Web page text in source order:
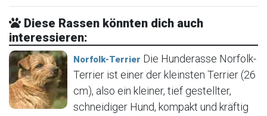
Diese Rassen könnten dich auch
interessieren:
Norfolk-Terrier Die Hunderasse Norfolk-
Terrier ist einer der kleinsten Terrier (26
cm), also ein kleiner, tief gestellter,
schneidiger Hund, kompakt und kräftig